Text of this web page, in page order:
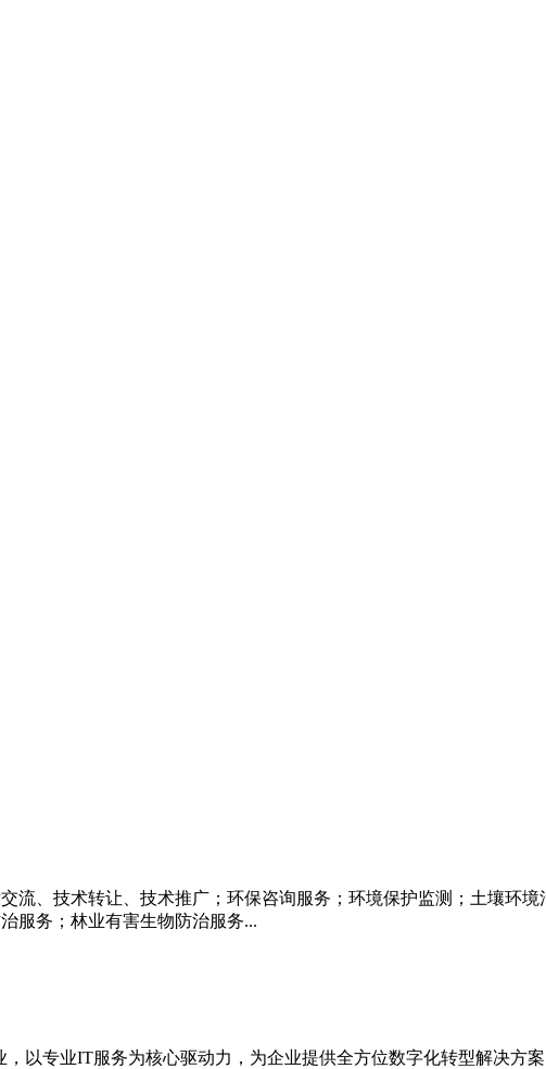
流、技术转让、技术推广；环保咨询服务；环境保护监测；土壤环
服务；林业有害生物防治服务...
以专业IT服务为核心驱动力，为企业提供全方位数字化转型解决方